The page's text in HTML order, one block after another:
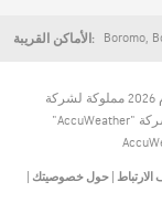
الأماكن القريبة: Boromo,
حقوق النسخ والنشر لعام 2026 مملوكة لشركة AccuWeather, Inc. وتُعدّ
"AccuWeather" وتصميم الشمس علامتين تجاريتين مسجلتين لشركة
حول خصوصيتك